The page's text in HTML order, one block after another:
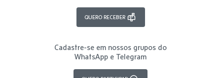
QUERO RECEBER
Cadastre-se em nossos grupos do
WhatsApp e Telegram